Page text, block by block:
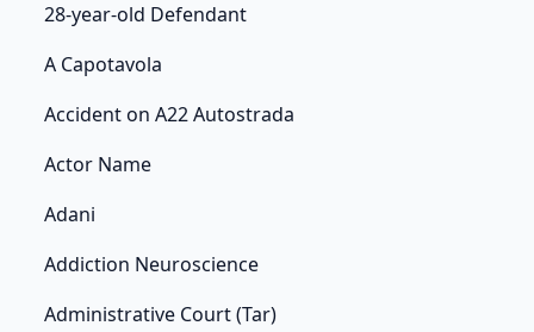
28-year-old Defendant
A Capotavola
Accident on A22 Autostrada
Actor Name
Adani
Addiction Neuroscience
Administrative Court (Tar)